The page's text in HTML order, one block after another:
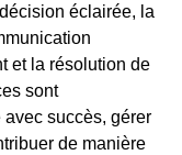
éclairée, la
et la résolution de
sont
succès, gérer
de manière